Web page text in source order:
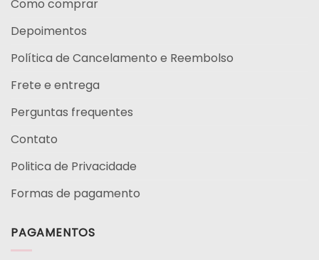
Como comprar
Depoimentos
Política de Cancelamento e Reembolso
Frete e entrega
Perguntas frequentes
Contato
Politica de Privacidade
Formas de pagamento
PAGAMENTOS